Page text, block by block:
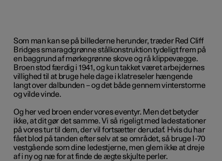
Som man kan se på billederne herunder, træder Red Cliff
Bridges smaragdgrønne stålkonstruktion tydeligt frem på
en baggrund af mørkegrønne skove og rå klippevægge.
Broen stod færdig i 1941, og kun takket været arbejdernes
villighed til at bruge hele dage i klatreseler hængende
langt over dalbunden – og det både gennem vinterstorme
og vilde vinde.
Og her ved broen ender vores eventyr. Men det betyder
ikke, at dit gør det samme. Vi så rigeligt med ladestationer
på vores tur til dem, der vil fortsætter derudaf. Hvis du har
fået blod på tanden efter selv at se området, så bruge I-70
vestgående som dine ledestjerne, men glem ikke at dreje
af i ny og næ for at finde de ægte skjulte perler.